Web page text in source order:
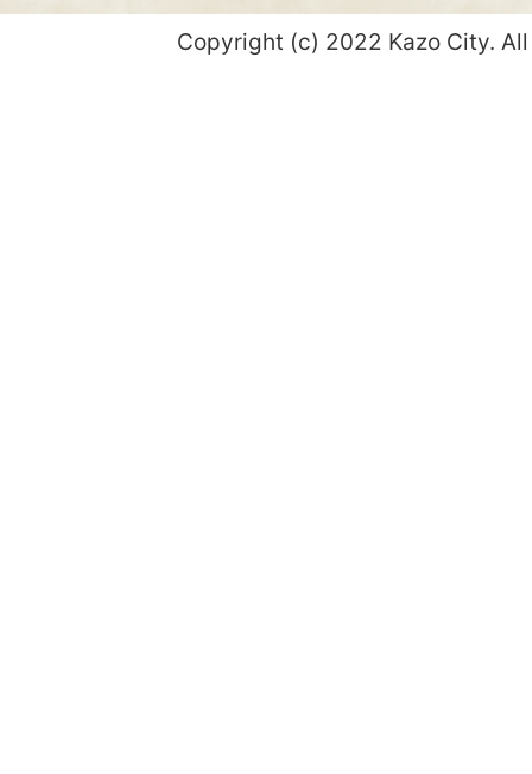
Copyright (c) 2022 Kazo City.